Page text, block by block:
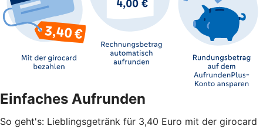
Einfaches Aufrunden
So geht's: Lieblingsgetränk für 3,40 Euro mit der girocard